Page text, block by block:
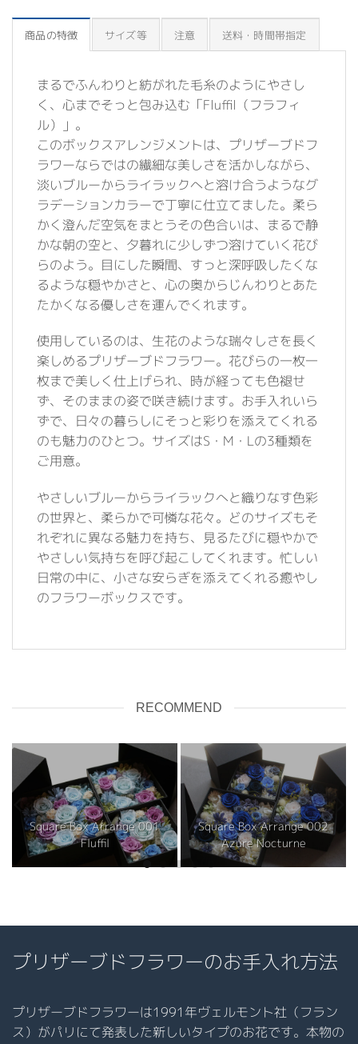
商品の特徴 サイズ等 注意 送料・時間帯指定
まるでふんわりと紡がれた毛糸のようにやさし
く、心までそっと包み込む「Fluffil（フラフィ
ル）」。
このボックスアレンジメントは、プリザーブドフ
ラワーならではの繊細な美しさを活かしながら、
淡いブルーからライラックへと溶け合うようなグ
ラデーションカラーで丁寧に仕立てました。柔ら
かく澄んだ空気をまとうその色合いは、まるで静
かな朝の空と、夕暮れに少しずつ溶けていく花び
らのよう。目にした瞬間、すっと深呼吸したくな
るような穏やかさと、心の奥からじんわりとあた
たかくなる優しさを運んでくれます。
使用しているのは、生花のような瑞々しさを長く
楽しめるプリザーブドフラワー。花びらの一枚一
枚まで美しく仕上げられ、時が経っても色褪せ
ず、そのままの姿で咲き続けます。お手入れいら
ずで、日々の暮らしにそっと彩りを添えてくれる
のも魅力のひとつ。サイズはS・M・Lの3種類を
ご用意。
やさしいブルーからライラックへと織りなす色彩
の世界と、柔らかで可憐な花々。どのサイズもそ
れぞれに異なる魅力を持ち、見るたびに穏やかで
やさしい気持ちを呼び起こしてくれます。忙しい
日常の中に、小さな安らぎを添えてくれる癒やし
のフラワーボックスです。
RECOMMEND
Square Box Arrange 001
Fluffil
Square Box Arrange 002
Azure Nocturne
プリザーブドフラワーのお手入れ方法
プリザーブドフラワーは1991年ヴェルモント社（フラン
ス）がパリにて発表した新しいタイプのお花です。本物の